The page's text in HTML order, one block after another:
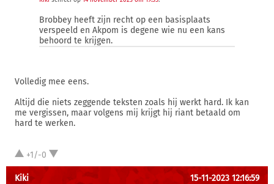
Brobbey heeft zijn recht op een basisplaats
verspeeld en Akpom is degene wie nu een kans
behoord te krijgen.
Volledig mee eens.
Altijd die niets zeggende teksten zoals hij werkt hard. Ik kan
me vergissen, maar volgens mij krijgt hij riant betaald om
hard te werken.
+1/-0
Kiki 15-11-2023 12:16:59